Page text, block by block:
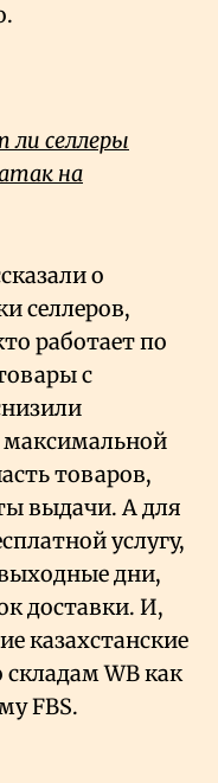
селлеры
на
о
селлеров,
работает по
с
максимальной
товаров,
выдачи. А для
услугу,
дни,
доставки. И,
казахстанские
WB как
FBS.